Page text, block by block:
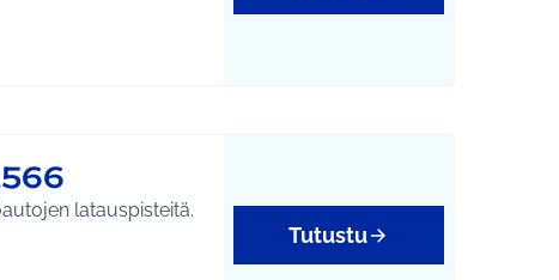
latauspisteitä.
Tutustu